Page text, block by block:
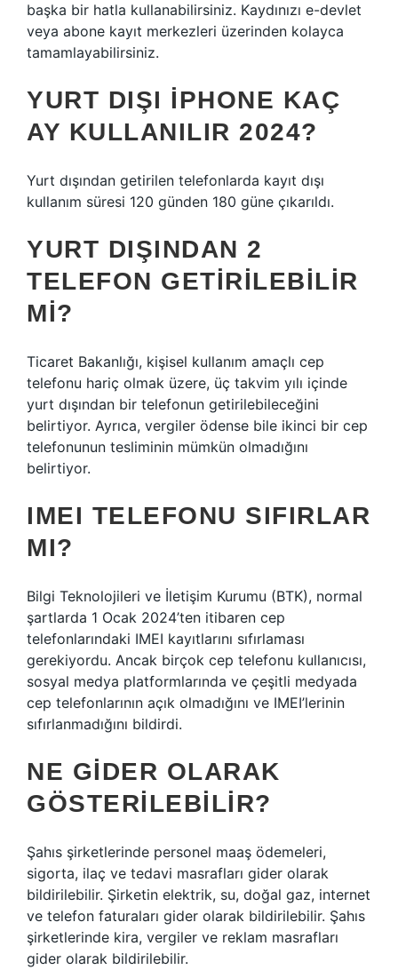
başka bir hatla kullanabilirsiniz. Kaydınızı e-devlet
veya abone kayıt merkezleri üzerinden kolayca
tamamlayabilirsiniz.
YURT DIŞI IPHONE KAÇ
AY KULLANILIR 2024?
Yurt dışından getirilen telefonlarda kayıt dışı
kullanım süresi 120 günden 180 güne çıkarıldı.
YURT DIŞINDAN 2
TELEFON GETIRILEBILIR
MI?
Ticaret Bakanlığı, kişisel kullanım amaçlı cep
telefonu hariç olmak üzere, üç takvim yılı içinde
yurt dışından bir telefonun getirilebileceğini
belirtiyor. Ayrıca, vergiler ödense bile ikinci bir cep
telefonunun tesliminin mümkün olmadığını
belirtiyor.
IMEI TELEFONU SIFIRLAR
MI?
Bilgi Teknolojileri ve İletişim Kurumu (BTK), normal
şartlarda 1 Ocak 2024’ten itibaren cep
telefonlarındaki IMEI kayıtlarını sıfırlaması
gerekiyordu. Ancak birçok cep telefonu kullanıcısı,
sosyal medya platformlarında ve çeşitli medyada
cep telefonlarının açık olmadığını ve IMEI’lerinin
sıfırlanmadığını bildirdi.
NE GIDER OLARAK
GÖSTERILEBILIR?
Şahıs şirketlerinde personel maaş ödemeleri,
sigorta, ilaç ve tedavi masrafları gider olarak
bildirilebilir. Şirketin elektrik, su, doğal gaz, internet
ve telefon faturaları gider olarak bildirilebilir. Şahıs
şirketlerinde kira, vergiler ve reklam masrafları
gider olarak bildirilebilir.